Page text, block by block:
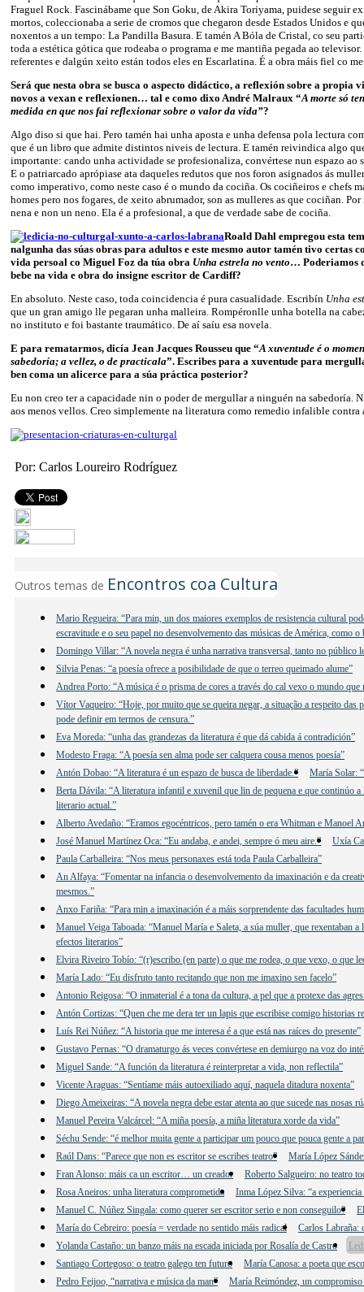
Fraguel Rock. Fascinábame que Son Goku, de Akira Toriyama, puidese seguir
mortos, coleccionaba a serie de cromos que chegaron desde Estados Unidos e
noxentos a un tempo: La Pandilla Basura. E tamén A Bóla de Cristal, co seu
toda a estética gótica que rodeaba o programa e me mantiña pegada ao televisor.
referentes e dalgún xeito están todos eles en Escarlatina. É a obra máis fiel co
Será que nesta obra se busca o aspecto didáctico, a reflexión sobre a propia
novos a vexan e reflexionen… tal e como dixo André Malraux “A morte só
medida en que nos fai reflexionar sobre o valor da vida”?
Algo diso si que hai. Pero tamén hai unha aposta e unha defensa pola lectura
que é un libro que admite distintos niveis de lectura. E tamén reivindica algo
importante: cando unha actividade se profesionaliza, convértese nun espazo ao
E o patriarcado aprópiase ata daqueles redutos que nos foron asignados ás
como imperativo, como neste caso é o mundo da cociña. Os cociñeiros e chefs
homes pero nos fogares, de xeito abrumador, son as mulleres as que cociñan.
nena e non un neno. Ela é a profesional, a que de verdade sabe de cociña.
Roald Dahl empregou esta
nalgunha das súas obras para adultos e este mesmo autor tamén tivo certas
vida persoal co Miguel Foz da túa obra Unha estrela no vento… Poderiamos
bebe na vida e obra do insigne escritor de Cardiff?
En absoluto. Neste caso, toda coincidencia é pura casualidade. Escribín Unha
que un gran amigo lle pegaran unha malleira. Rompéronlle unha botella na
no instituto e foi bastante traumático. De aí saíu esa novela.
E para rematarmos, dicía Jean Jacques Rousseu que “A xuventude é o
sabedoría; a vellez, o de practicala”. Escribes para a xuventude para
ben coma un alicerce para a súa práctica posterior?
Eu non creo ter a capacidade nin o poder de mergullar a ninguén na sabedoría.
aos menos vellos. Creo simplemente na literatura como remedio infalible contra
Por: Carlos Loureiro Rodríguez
Outros temas de Encontros coa Cultura
Mario Regueira: “Para min, un dos maiores exemplos de resistencia cultural
escravitude e o seu papel no desenvolvemento das músicas de América, como o
Domingo Villar: “A novela negra é unha narrativa transversal, tanto no público
Silvia Penas: “a poesía ofrece a posibilidade de que o terreo queimado alume”
Andrea Porto: “A música é o prisma de cores a través do cal vexo o mundo que
Vítor Vaqueiro: “Hoje, por muito que se queira negar, a situação a respeito das
pode definir em termos de censura.”
Eva Moreda: “unha das grandezas da literatura é que dá cabida á contradición”
Modesto Fraga: “A poesía sen alma pode ser calquera cousa menos poesía”
Antón Dobao: “A literatura é un espazo de busca de liberdade.”
María Solar:
Berta Dávila: “A literatura infantil e xuvenil que lin de pequena e que continúo
literario actual.”
Alberto Avedaño: “Eramos egocéntricos, pero tamén o era Whitman e Manoel
José Manuel Martínez Oca: “Eu andaba, e andei, sempre ó meu aire.”
Uxía
Paula Carballeira: “Nos meus personaxes está toda Paula Carballeira”
An Alfaya: “Fomentar na infancia o desenvolvemento da imaxinación e da
mesmos.”
Anxo Fariña: “Para min a imaxinación é a máis sorprendente das facultades
Manuel Veiga Taboada: “Manuel María e Saleta, a súa muller, que rexentaban
efectos literarios”
Elvira Riveiro Tobío: “(r)escribo (en parte) o que me rodea, o que vexo, o que
María Lado: “Eu disfruto tanto recitando que non me imaxino sen facelo”
Antonio Reigosa: “O inmaterial é a tona da cultura, a pel que a protexe das
Antón Cortizas: “Quen che me dera ter un lapis que escribise comigo historias
Luís Rei Núñez: “A historia que me interesa é a que está nas raíces do presente”
Gustavo Pernas: “O dramaturgo ás veces convértese en demiurgo na voz do
Miguel Sande: “A función da literatura é reinterpretar a vida, non reflectila”
Vicente Araguas: “Sentíame máis autoexiliado aquí, naquela ditadura noxenta”
Diego Ameixeiras: “A novela negra debe estar atenta ao que sucede nas nosas
Manuel Pereira Valcárcel: “A miña poesía, a miña literatura xorde da vida”
Séchu Sende: “é melhor muita gente a participar um pouco que pouca gente a
Raúl Dans: “Parece que non es escritor se escribes teatro”
María López
Fran Alonso: máis ca un escritor… un creador
Roberto Salgueiro: no teatro
Rosa Aneiros: unha literatura comprometida
Inma López Silva: “a
Manuel C. Núñez Singala: como querer ser escritor serio e non conseguilo?
María do Cebreiro: poesía = verdade no sentido máis radical
Carlos Labraña:
Yolanda Castaño: un banzo máis na escada iniciada por Rosalía de Castro
Santiago Cortegoso: o teatro galego ten futuro
María Canosa: a poeta que
Pedro Feijoo, “narrativa e música da man”
María Reimóndez, un compromiso